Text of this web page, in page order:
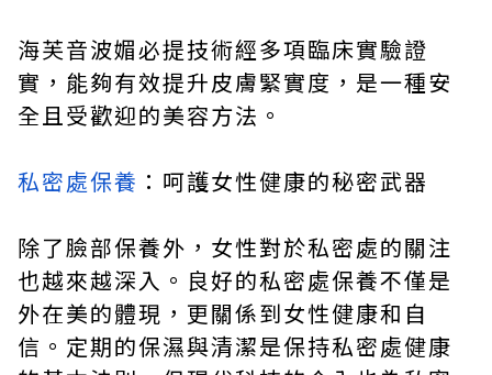
海芙音波媚必提技術經多項臨床實驗證
實，能夠有效提升皮膚緊實度，是一種安
全且受歡迎的美容方法。
私密處保養 ：呵護女性健康的秘密武器
除了臉部保養外，女性對於私密處的關注
也越來越深入。良好的私密處保養不僅是
外在美的體現，更關係到女性健康和自
信。定期的保濕與清潔是保持私密處健康